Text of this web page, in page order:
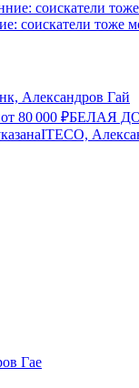
соискатели тоже
Александров Гай
от 80 000 ₽БЕЛАЯ
ITECO,
Гае